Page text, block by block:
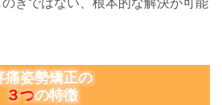
ぎではない、根本的な解決が可能
痛姿勢矯正の
３つの特徴